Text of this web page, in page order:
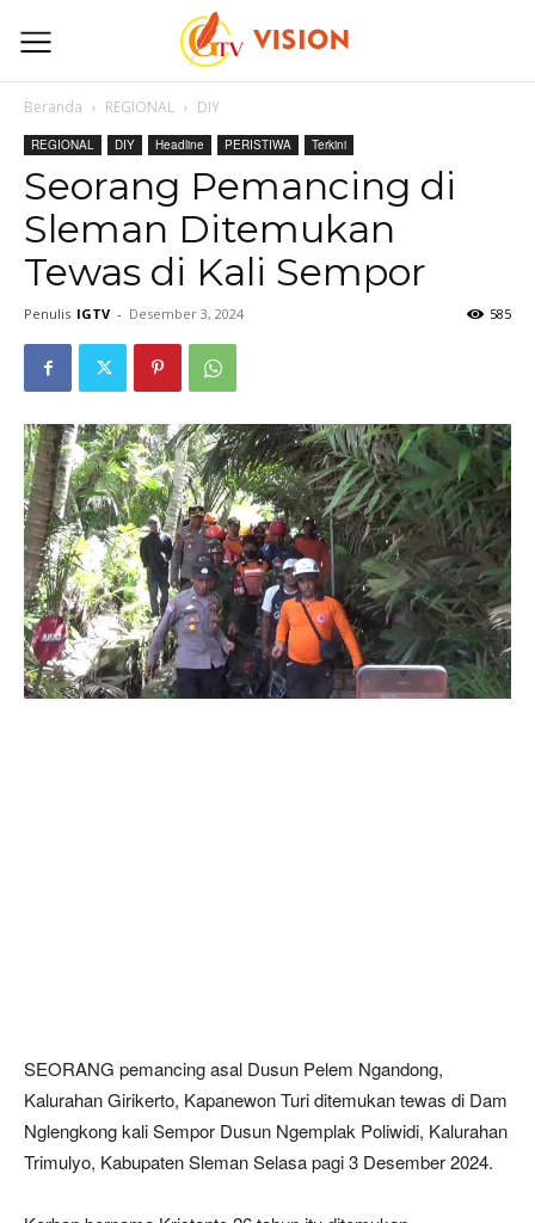
Beranda REGIONAL DIY
REGIONAL DIY Headline PERISTIWA Terkini
Seorang Pemancing di
Sleman Ditemukan
Tewas di Kali Sempor
Penulis IGTV - Desember 3, 2024 585
SEORANG pemancing asal Dusun Pelem Ngandong,
Kalurahan Girikerto, Kapanewon Turi ditemukan tewas di Dam
Nglengkong kali Sempor Dusun Ngemplak Poliwidi, Kalurahan
Trimulyo, Kabupaten Sleman Selasa pagi 3 Desember 2024.